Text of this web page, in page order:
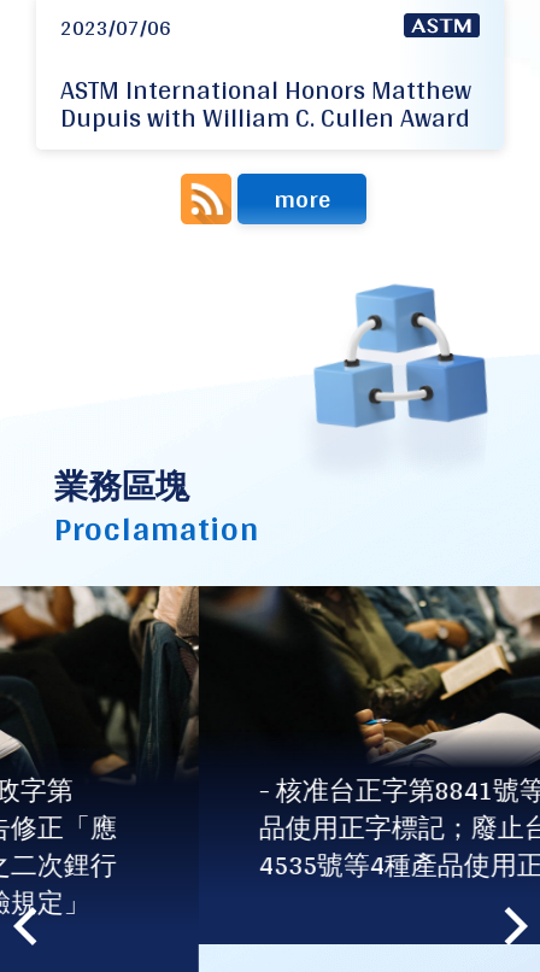
2023/07/06
ASTM International Honors Matthew
Dupuis with William C. Cullen Award
more
業務區塊
Proclamation
- 核准台正字第8841號等共12種產
品使用正字標記；廢止台正字第
4535號等4種產品使用正字標記。